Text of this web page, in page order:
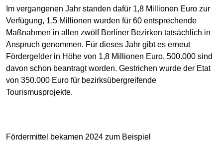
Im vergangenen Jahr standen dafür 1,8 Millionen Euro zur
Verfügung, 1,5 Millionen wurden für 60 entsprechende
Maßnahmen in allen zwölf Berliner Bezirken tatsächlich in
Anspruch genommen. Für dieses Jahr gibt es erneut
Fördergelder in Höhe von 1,8 Millionen Euro, 500.000 sind
davon schon beantragt worden. Gestrichen wurde der Etat
von 350.000 Euro für bezirksübergreifende
Tourismusprojekte.
Fördermittel bekamen 2024 zum Beispiel